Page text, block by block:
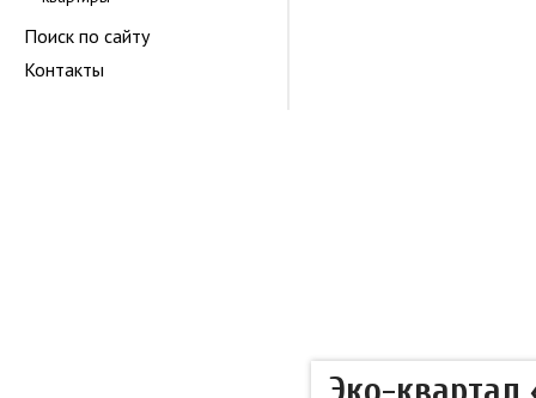
Поиск по сайту
Контакты